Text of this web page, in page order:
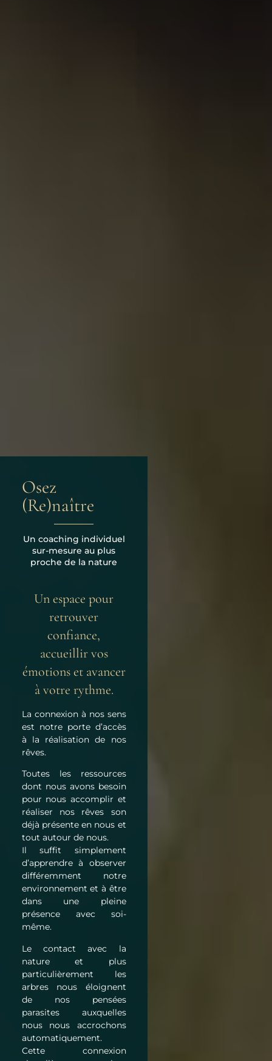
Osez
(Re)naître
Un coaching individuel
sur-mesure au plus
proche de la nature
Un espace pour
retrouver
confiance,
accueillir vos
émotions et avancer
à votre rythme.
La connexion à nos sens
est notre porte d’accès
à la réalisation de nos
rêves.
Toutes les ressources
dont nous avons besoin
pour nous accomplir et
réaliser nos rêves son
déjà présente en nous et
tout autour de nous.
Il suffit simplement
d’apprendre à observer
différemment notre
environnement et à être
dans une pleine
présence avec soi-
même.
Le contact avec la
nature et plus
particulièrement les
arbres nous éloignent
de nos pensées
parasites auxquelles
nous nous accrochons
automatiquement.
Cette connexion